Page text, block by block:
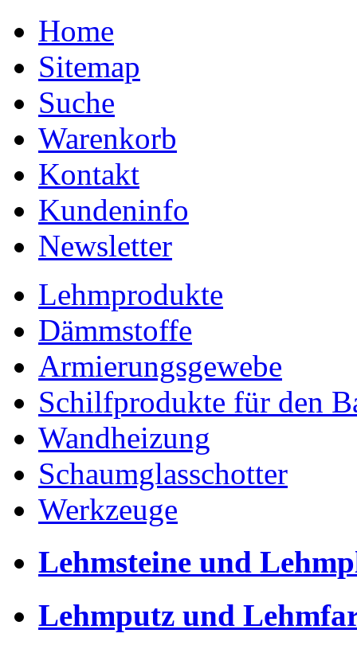
Home
Sitemap
Suche
Warenkorb
Kontakt
Kundeninfo
Newsletter
Lehmprodukte
Dämmstoffe
Armierungsgewebe
Schilfprodukte für den
Wandheizung
Schaumglasschotter
Werkzeuge
Lehmsteine und
Lehmputz und